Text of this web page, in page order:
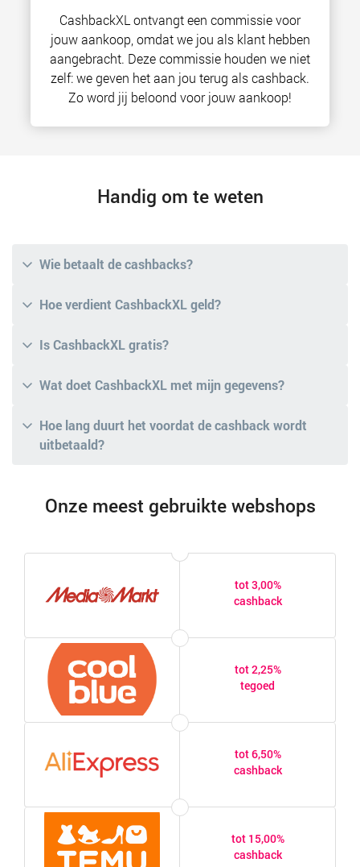
CashbackXL ontvangt een commissie voor
jouw aankoop, omdat we jou als klant hebben
aangebracht. Deze commissie houden we niet
zelf: we geven het aan jou terug als cashback.
Zo word jij beloond voor jouw aankoop!
Handig om te weten
Wie betaalt de cashbacks?
Hoe verdient CashbackXL geld?
Is CashbackXL gratis?
Wat doet CashbackXL met mijn gegevens?
Hoe lang duurt het voordat de cashback wordt
uitbetaald?
Onze meest gebruikte webshops
tot 3,00%
cashback
tot 2,25%
tegoed
tot 6,50%
cashback
tot 15,00%
cashback